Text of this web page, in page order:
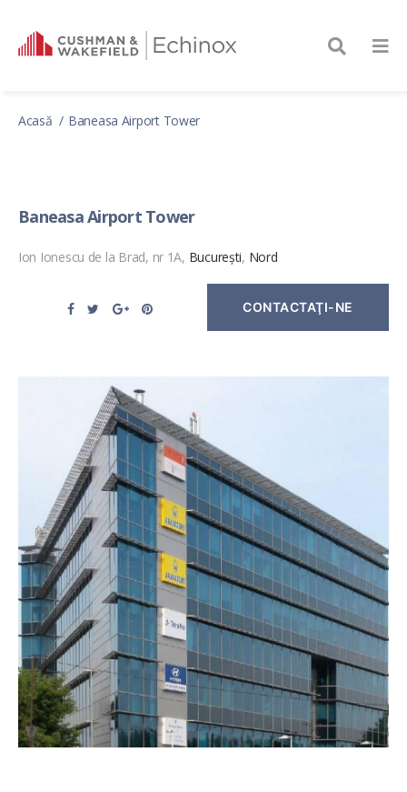
Acasă Baneasa Airport Tower
Baneasa Airport Tower
Ion Ionescu de la Brad, nr 1A, București, Nord
CONTACTAŢI-NE